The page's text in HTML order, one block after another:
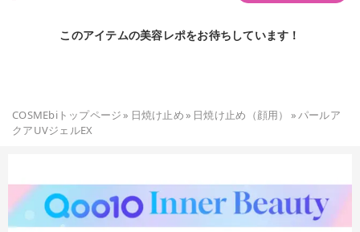
け止め #化粧下地 #美容液 #日中用美容液 #ウォータープルー
このアイテムの美容レポをお待ちしています！
COSMEbiトップページ» 日焼け止め» 日焼け止め（顔用） »パールア
クアUVジェルEX